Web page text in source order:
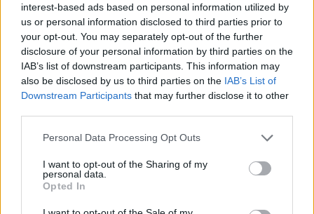
interest-based ads based on personal information utilized by
us or personal information disclosed to third parties prior to
your opt-out. You may separately opt-out of the further
disclosure of your personal information by third parties on the
IAB’s list of downstream participants. This information may
also be disclosed by us to third parties on the IAB’s List of
Downstream Participants that may further disclose it to other
Personal Data Processing Opt Outs
I want to opt-out of the Sharing of my
personal data.
Opted In
Senaste projektinläggen
Manta b som ska räddas (kaross eller
delar sökes)
122 svar
Senaste inlägget av Tyfors för 6 timmar sedaniProjekt
Huggern goes big block with 427 ZL-1! 551 svar
Senaste inlägget avhugger69 för 6 timmar sedaniProjekt
Camaro som bruksbil?! 57 svar
Senaste inlägget av Ev_volvo142 för 7 timmar sedaniProjekt
Volkswagen split bus t1 1962